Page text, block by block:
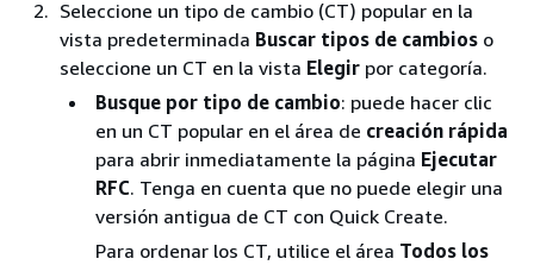
Seleccione un tipo de cambio (CT) popular en la
vista predeterminada Buscar tipos de cambios o
seleccione un CT en la vista Elegir por categoría.
Busque por tipo de cambio: puede hacer clic
en un CT popular en el área de creación rápida
para abrir inmediatamente la página Ejecutar
RFC. Tenga en cuenta que no puede elegir una
versión antigua de CT con Quick Create.
Para ordenar los CT, utilice el área Todos los